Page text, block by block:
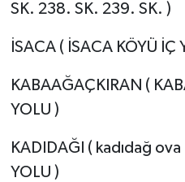
SK. 238. SK. 239. SK. )
İSACA ( İSACA KÖYÜ İÇ
KABAAĞAÇKIRAN (
YOLU )
KADIDAĞI ( kadıdağ
YOLU )